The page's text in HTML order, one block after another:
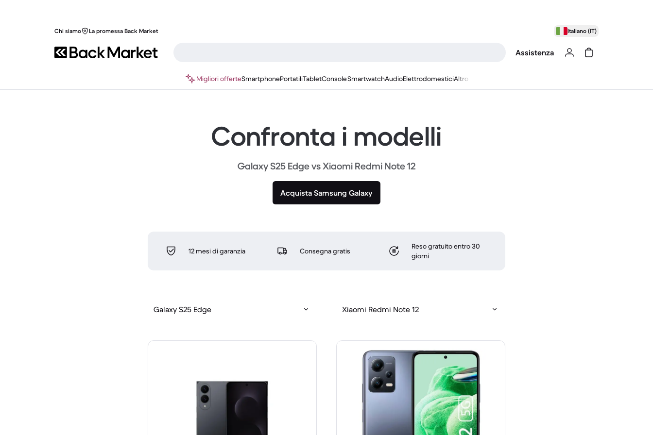
Chi siamo La promessa Back Market Italiano (IT)
Assistenza
Migliori offerteSmartphonePortatiliTabletConsoleSmartwatchAudioElettrodomesticiAltro
Confronta i modelli
Galaxy S25 Edge vs Xiaomi Redmi Note 12
Acquista Samsung Galaxy
12 mesi di garanzia Consegna gratis
Reso gratuito entro 30
giorni
Galaxy S25 Edge Xiaomi Redmi Note 12